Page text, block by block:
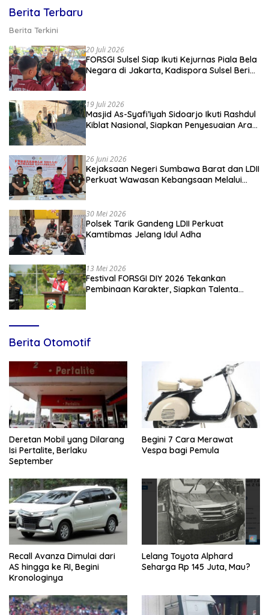
Berita Terbaru
Berita Terkini
20 Juli 2026
FORSGI Sulsel Siap Ikuti Kejurnas Piala Bela
Negara di Jakarta, Kadispora Sulsel Beri
19 Juli 2026
Masjid As-Syafi’iyah Sidoarjo Ikuti Rashdul
Kiblat Nasional, Siapkan Penyesuaian Arah
26 Juni 2026
Kejaksaan Negeri Sumbawa Barat dan LDII
Perkuat Wawasan Kebangsaan Melalui
30 Mei 2026
Polsek Tarik Gandeng LDII Perkuat
Kamtibmas Jelang Idul Adha
13 Mei 2026
Festival FORSGI DIY 2026 Tekankan
Pembinaan Karakter, Siapkan Talenta
Berita Otomotif
Deretan Mobil yang Dilarang
Isi Pertalite, Berlaku
September
Begini 7 Cara Merawat
Vespa bagi Pemula
Recall Avanza Dimulai dari
AS hingga ke RI, Begini
Kronologinya
Lelang Toyota Alphard
Seharga Rp 145 Juta, Mau?